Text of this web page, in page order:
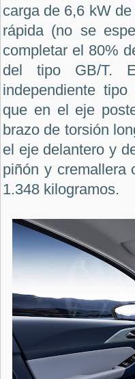
carga de 6,6 kW
rápida (no se
completar el 80%
del tipo GB/T.
independiente
que en el eje
brazo de torsión
el eje delantero y
piñón y cremallera
1.348 kilogramos.